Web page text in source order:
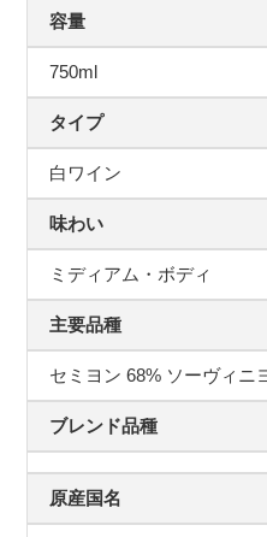
容量
750ml
タイプ
白ワイン
味わい
ミディアム・ボディ
主要品種
セミヨン 68% ソーヴィニ
ブレンド品種
原産国名